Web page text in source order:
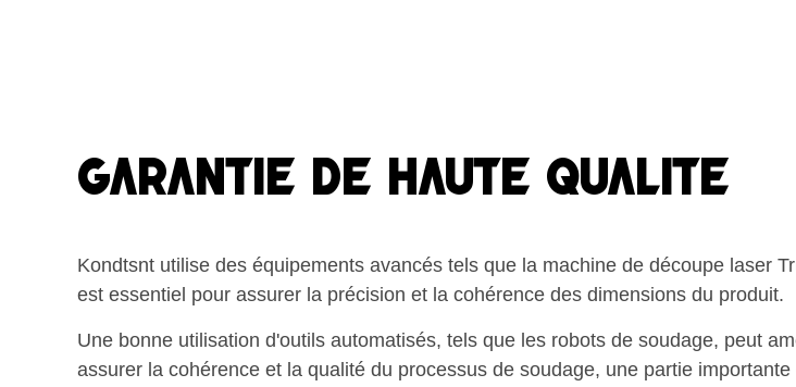
Garantie de haute qualité
Kondtsnt utilise des équipements avancés tels que la machine de découpe laser
est essentiel pour assurer la précision et la cohérence des dimensions du produit.
Une bonne utilisation d'outils automatisés, tels que les robots de soudage, peut
assurer la cohérence et la qualité du processus de soudage, une partie